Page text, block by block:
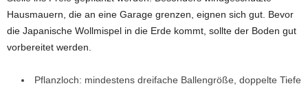
Hausmauern, die an eine Garage grenzen, eignen sich gut. Bevor
die Japanische Wollmispel in die Erde kommt, sollte der Boden gut
vorbereitet werden.
Pflanzloch: mindestens dreifache Ballengröße, doppelte Tiefe